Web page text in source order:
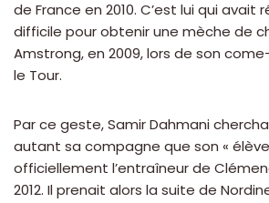
de France en 2010. C’est lui qui avait
difficile pour obtenir une mèche de
Amstrong, en 2009, lors de son
le Tour.
Par ce geste, Samir Dahmani
autant sa compagne que son « élève
officiellement l’entraîneur de
2012. Il prenait alors la suite de